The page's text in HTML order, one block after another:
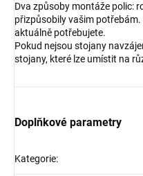
Dva způsoby montáže polic:
přizpůsobily vašim
aktuálně potřebujete.
Pokud nejsou stojany
stojany, které lze umístit na
Doplňkové parametry
Kategorie: